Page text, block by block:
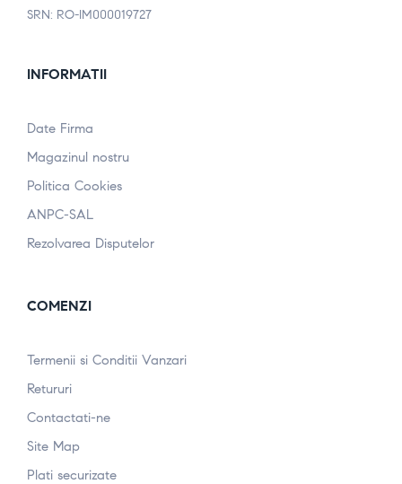
SRN: RO-IM000019727
INFORMATII
Date Firma
Magazinul nostru
Politica Cookies
ANPC-SAL
Rezolvarea Disputelor
COMENZI
Termenii si Conditii Vanzari
Retururi
Contactati-ne
Site Map
Plati securizate